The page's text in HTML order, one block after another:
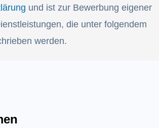
und ist zur Bewerbung eigener
die unter folgendem
werden.